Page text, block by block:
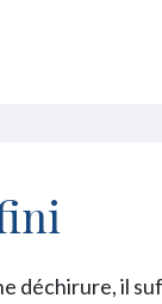
déchirure, il